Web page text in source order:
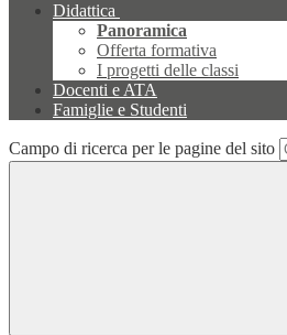
Didattica
Panoramica
Offerta formativa
I progetti delle classi
Docenti e ATA
Famiglie e Studenti
Campo di ricerca per le pagine del sito